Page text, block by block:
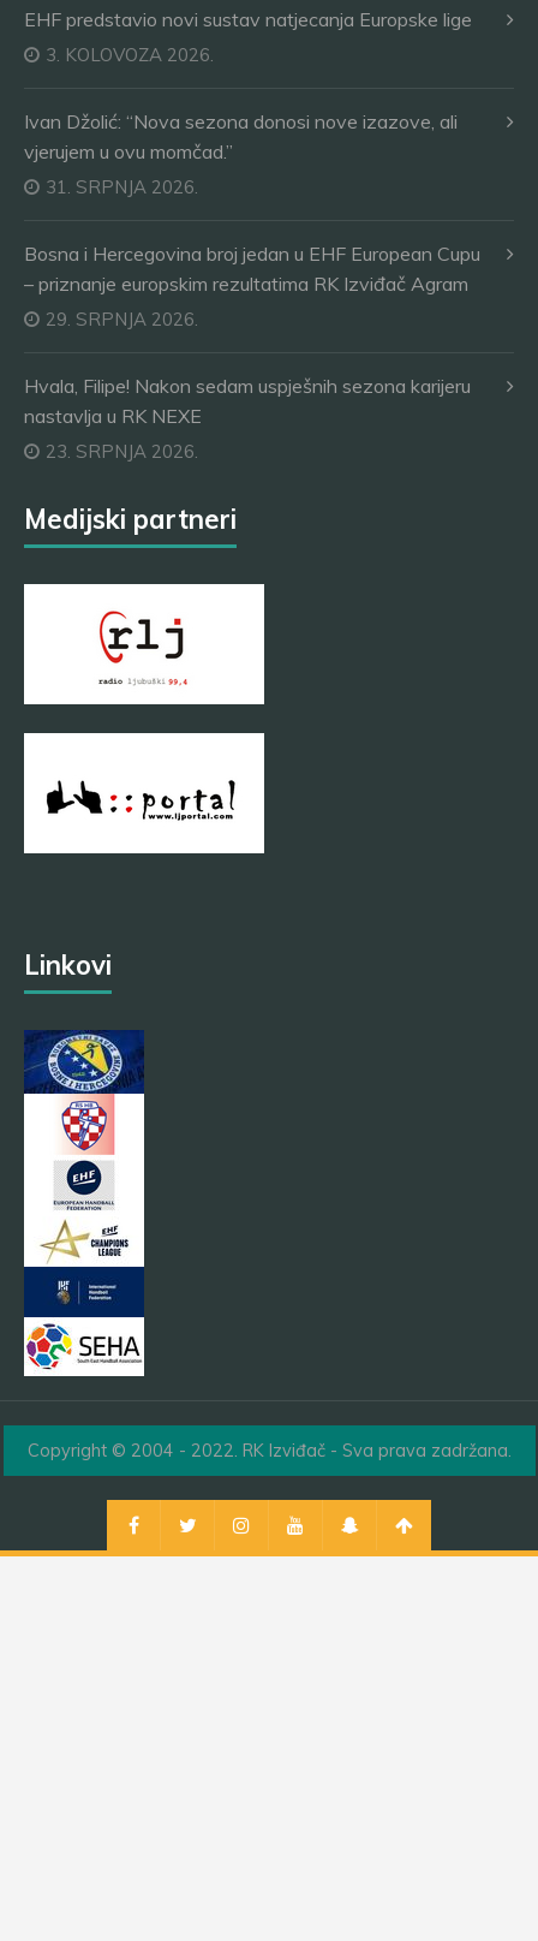
EHF predstavio novi sustav natjecanja Europske lige
3. KOLOVOZA 2026.
Ivan Džolić: “Nova sezona donosi nove izazove, ali
vjerujem u ovu momčad.”
31. SRPNJA 2026.
Bosna i Hercegovina broj jedan u EHF European Cupu
– priznanje europskim rezultatima RK Izviđač Agram
29. SRPNJA 2026.
Hvala, Filipe! Nakon sedam uspješnih sezona karijeru
nastavlja u RK NEXE
23. SRPNJA 2026.
Medijski partneri
Linkovi
Copyright © 2004 - 2022. RK Izviđač - Sva prava zadržana.